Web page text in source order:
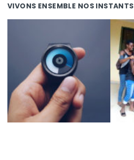
VIVONS ENSEMBLE NOS INSTANTS